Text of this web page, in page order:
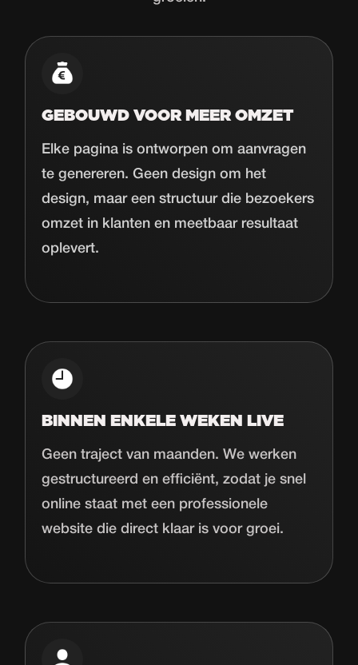
GEBOUWD VOOR MEER OMZET
Elke pagina is ontworpen om aanvragen
te genereren. Geen design om het
design, maar een structuur die bezoekers
omzet in klanten en meetbaar resultaat
oplevert.
BINNEN ENKELE WEKEN LIVE
Geen traject van maanden. We werken
gestructureerd en efficiënt, zodat je snel
online staat met een professionele
website die direct klaar is voor groei.